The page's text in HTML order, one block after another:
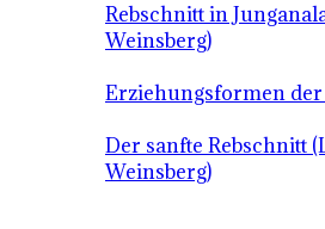
Rebschnitt in
Weinsberg)
Erziehungsformen
Der sanfte Rebschnitt
Weinsberg)